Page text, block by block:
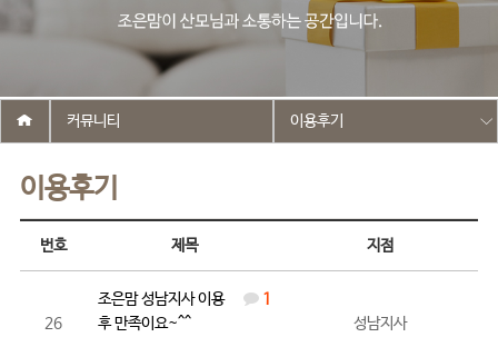
이용후기
커뮤니티 이용후기
번호 제목 지점
26
1
조은맘 성남지사 이용
후 만족이요~^^
성남지사